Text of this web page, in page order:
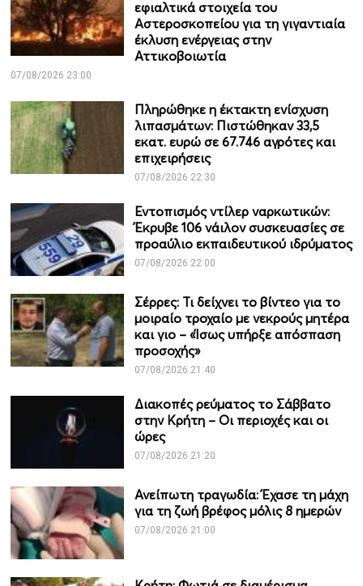
εφιαλτικά στοιχεία του
Αστεροσκοπείου για τη γιγαντιαία
έκλυση ενέργειας στην
Αττικοβοιωτία
07/08/2026 23:00
Πληρώθηκε η έκτακτη ενίσχυση
λιπασμάτων: Πιστώθηκαν 33,5
εκατ. ευρώ σε 67.746 αγρότες και
επιχειρήσεις
07/08/2026 22:30
Εντοπισμός ντίλερ ναρκωτικών:
Έκρυβε 106 νάιλον συσκευασίες σε
προαύλιο εκπαιδευτικού ιδρύματος
07/08/2026 22:00
Σέρρες: Τι δείχνει το βίντεο για το
μοιραίο τροχαίο με νεκρούς μητέρα
και γιο – «Ίσως υπήρξε απόσπαση
προσοχής»
07/08/2026 21:40
Διακοπές ρεύματος το Σάββατο
στην Κρήτη – Οι περιοχές και οι
ώρες
07/08/2026 21:20
Ανείπωτη τραγωδία: Έχασε τη μάχη
για τη ζωή βρέφος μόλις 8 ημερών
07/08/2026 21:00